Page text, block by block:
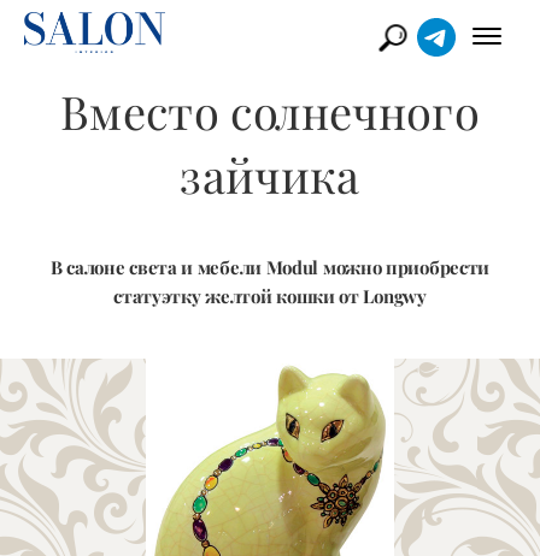
Вместо солнечного
зайчика
В салоне света и мебели Modul можно приобрести
статуэтку желтой кошки от Longwy